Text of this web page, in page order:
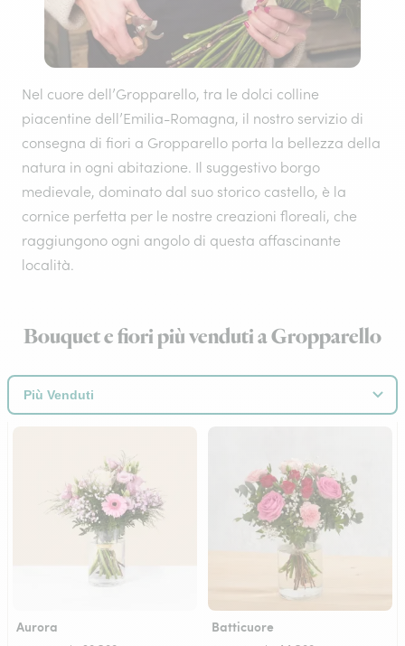
Nel cuore dell’Gropparello, tra le dolci colline
piacentine dell’Emilia-Romagna, il nostro servizio di
consegna di fiori a Gropparello porta la bellezza della
natura in ogni abitazione. Il suggestivo borgo
medievale, dominato dal suo storico castello, è la
cornice perfetta per le nostre creazioni floreali, che
raggiungono ogni angolo di questa affascinante
località.
Bouquet e fiori più venduti a Gropparello
Aurora Batticuore